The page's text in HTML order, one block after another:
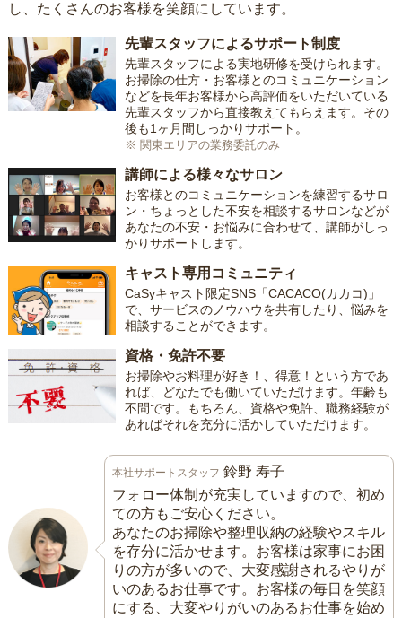
し、たくさんのお客様を笑顔にしています。
先輩スタッフによるサポート制度
先輩スタッフによる実地研修を受けられます。
お掃除の仕方・お客様とのコミュニケーション
などを長年お客様から高評価をいただいている
先輩スタッフから直接教えてもらえます。その
後も1ヶ月間しっかりサポート。
※ 関東エリアの業務委託のみ
講師による様々なサロン
お客様とのコミュニケーションを練習するサロ
ン・ちょっとした不安を相談するサロンなどが
あなたの不安・お悩みに合わせて、講師がしっ
かりサポートします。
キャスト専用コミュニティ
CaSyキャスト限定SNS「CACACO(カカコ)」
で、サービスのノウハウを共有したり、悩みを
相談することができます。
資格・免許不要
お掃除やお料理が好き！、得意！という方であ
れば、どなたでも働いていただけます。年齢も
不問です。もちろん、資格や免許、職務経験が
あればそれを充分に活かしていただけます。
本社サポートスタッフ 鈴野 寿子
フォロー体制が充実していますので、初め
ての方もご安心ください。
あなたのお掃除や整理収納の経験やスキル
を存分に活かせます。お客様は家事にお困
りの方が多いので、大変感謝されるやりが
いのあるお仕事です。お客様の毎日を笑顔
にする、大変やりがいのあるお仕事を始め